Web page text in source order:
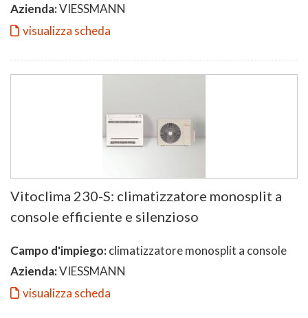
Azienda:VIESSMANN
visualizza scheda
Vitoclima 230-S: climatizzatore monosplit a
console efficiente e silenzioso
Campo d'impiego:climatizzatore monosplit a console
Azienda:VIESSMANN
visualizza scheda